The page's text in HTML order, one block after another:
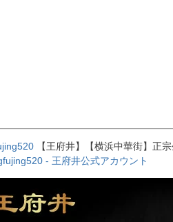
【王府井】【横浜中華街】正
- 王府井公式アカウント